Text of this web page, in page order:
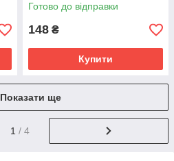
Готово до відправки
148 ₴
Купити
Показати ще
1 / 4